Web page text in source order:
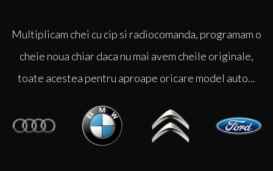
Multiplicam chei cu cip si radiocomanda, programam o
cheie noua chiar daca nu mai avem cheile originale,
toate acestea pentru aproape oricare model auto...